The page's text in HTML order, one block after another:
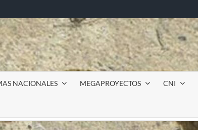
NACIONALES MEGAPROYECTOS CNI